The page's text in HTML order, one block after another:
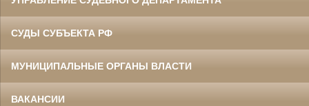
СУДЫ СУБЪЕКТА РФ
МУНИЦИПАЛЬНЫЕ ОРГАНЫ ВЛАСТИ
ВАКАНСИИ